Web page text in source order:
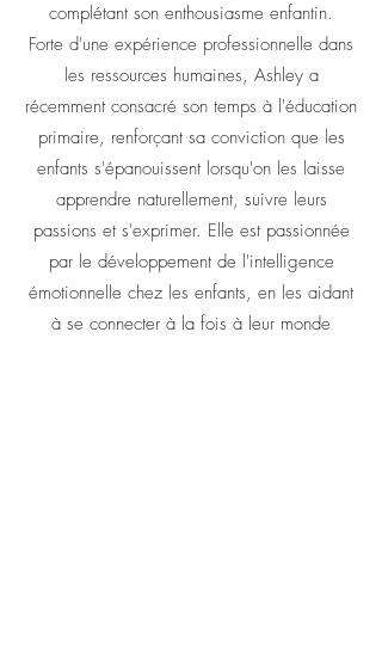
complétant son enthousiasme enfantin.
Forte d'une expérience professionnelle dans
les ressources humaines, Ashley a
récemment consacré son temps à l'éducation
primaire, renforçant sa conviction que les
enfants s'épanouissent lorsqu'on les laisse
apprendre naturellement, suivre leurs
passions et s'exprimer. Elle est passionnée
par le développement de l'intelligence
émotionnelle chez les enfants, en les aidant
à se connecter à la fois à leur monde